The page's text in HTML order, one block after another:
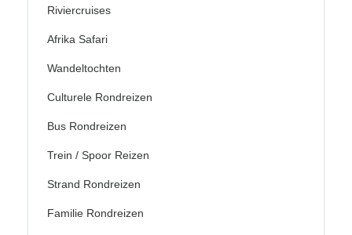
Riviercruises
Afrika Safari
Wandeltochten
Culturele Rondreizen
Bus Rondreizen
Trein / Spoor Reizen
Strand Rondreizen
Familie Rondreizen